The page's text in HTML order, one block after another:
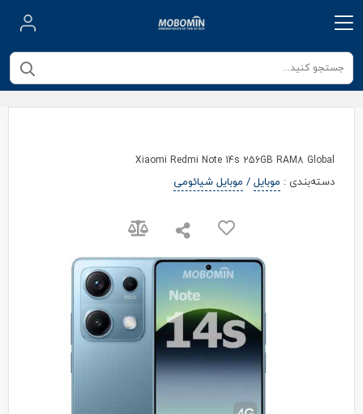
Xiaomi Redmi Note 14s 256GB RAM8 Global
دسته‌بندی : موبایل/ موبایل شیائومی